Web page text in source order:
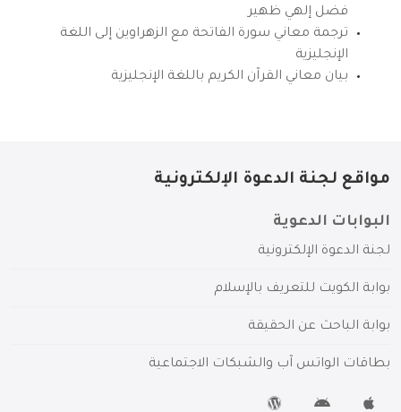
فضل إلهي ظهير
ترجمة معاني سورة الفاتحة مع الزهراوين إلى اللغة
الإنجليزية
بيان معاني القرآن الكريم باللغة الإنجليزية
مواقع لجنة الدعوة الإلكترونية
البوابات الدعوية
لجنة الدعوة الإلكترونية
بوابة الكويت للتعريف بالإسلام
بوابة الباحث عن الحقيقة
بطاقات الواتس آب والشبكات الاجتماعية